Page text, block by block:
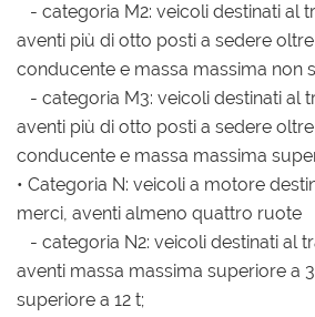
- categoria M2: veicoli destinati al
aventi più di otto posti a sedere
conducente e massa massima non
- categoria M3: veicoli destinati al
aventi più di otto posti a sedere
conducente e massa massima
• Categoria N: veicoli a motore
merci, aventi almeno quattro ruote
- categoria N2: veicoli destinati al
aventi massa massima superiore a
superiore a 12 t;